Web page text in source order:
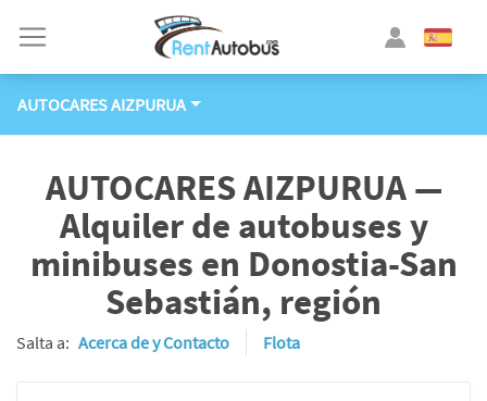
AUTOCARES AIZPURUA
AUTOCARES AIZPURUA —
Alquiler de autobuses y
minibuses en Donostia-San
Sebastián, región
Salta a: Acerca de y Contacto Flota